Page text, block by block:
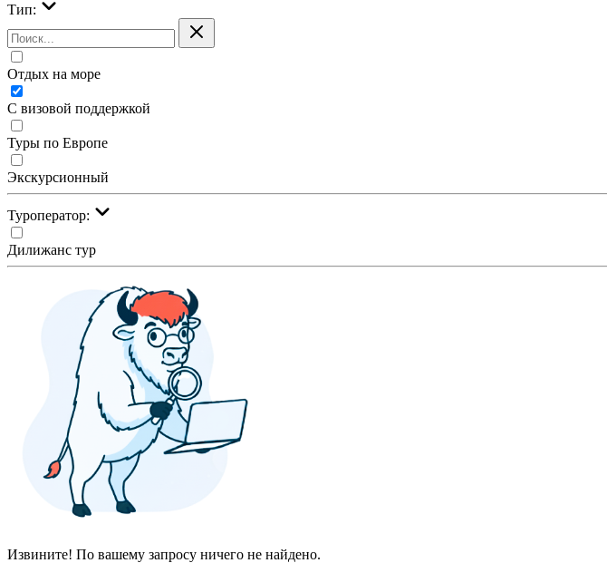
Тип:
Отдых на море
С визовой поддержкой
Туры по Европе
Экскурсионный
Туроператор:
Дилижанс тур
Извините! По вашему запросу ничего не найдено.